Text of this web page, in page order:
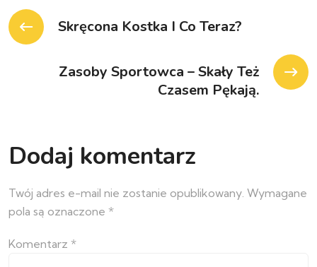
Skręcona Kostka I Co Teraz?
Zasoby Sportowca – Skały Też
Czasem Pękają.
Dodaj komentarz
Twój adres e-mail nie zostanie opublikowany. Wymagane
pola są oznaczone *
Komentarz *